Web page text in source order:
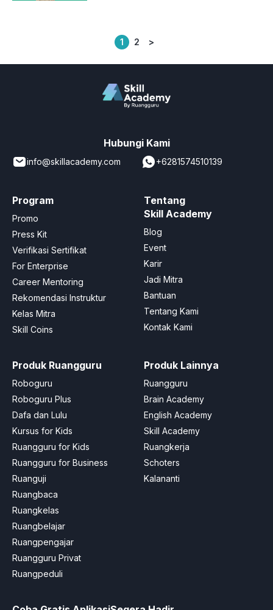
Posts
1 2 >
Hubungi Kami
info@skillacademy.com +6281574510139
Program
Promo
Press Kit
Verifikasi Sertifikat
For Enterprise
Career Mentoring
Rekomendasi Instruktur
Kelas Mitra
Skill Coins
Tentang
Skill Academy
Blog
Event
Karir
Jadi Mitra
Bantuan
Tentang Kami
Kontak Kami
Produk Ruangguru
Roboguru
Roboguru Plus
Dafa dan Lulu
Kursus for Kids
Ruangguru for Kids
Ruangguru for Business
Ruanguji
Ruangbaca
Ruangkelas
Ruangbelajar
Ruangpengajar
Ruangguru Privat
Ruangpeduli
Produk Lainnya
Ruangguru
Brain Academy
English Academy
Skill Academy
Ruangkerja
Schoters
Kalananti